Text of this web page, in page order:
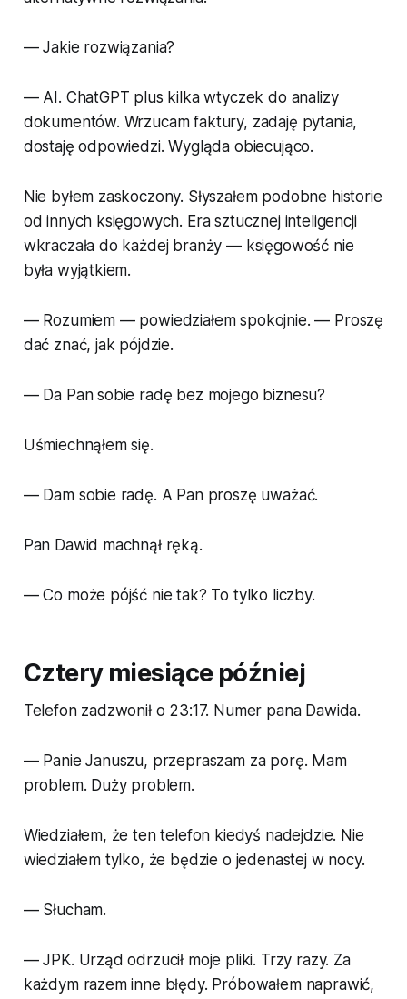
— Jakie rozwiązania?
— AI. ChatGPT plus kilka wtyczek do analizy
dokumentów. Wrzucam faktury, zadaję pytania,
dostaję odpowiedzi. Wygląda obiecująco.
Nie byłem zaskoczony. Słyszałem podobne historie
od innych księgowych. Era sztucznej inteligencji
wkraczała do każdej branży — księgowość nie
była wyjątkiem.
— Rozumiem — powiedziałem spokojnie. — Proszę
dać znać, jak pójdzie.
— Da Pan sobie radę bez mojego biznesu?
Uśmiechnąłem się.
— Dam sobie radę. A Pan proszę uważać.
Pan Dawid machnął ręką.
— Co może pójść nie tak? To tylko liczby.
Cztery miesiące później
Telefon zadzwonił o 23:17. Numer pana Dawida.
— Panie Januszu, przepraszam za porę. Mam
problem. Duży problem.
Wiedziałem, że ten telefon kiedyś nadejdzie. Nie
wiedziałem tylko, że będzie o jedenastej w nocy.
— Słucham.
— JPK. Urząd odrzucił moje pliki. Trzy razy. Za
każdym razem inne błędy. Próbowałem naprawić,